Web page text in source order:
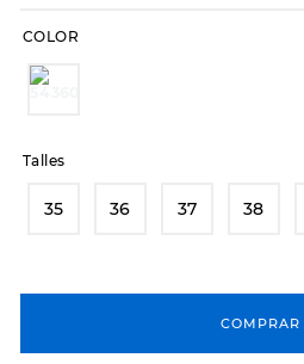
COLOR
Talles
35 36 37 38
COMPRAR